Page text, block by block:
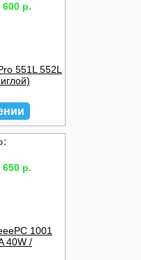
600 р.
551L 552L
650 р.
1001
40W /